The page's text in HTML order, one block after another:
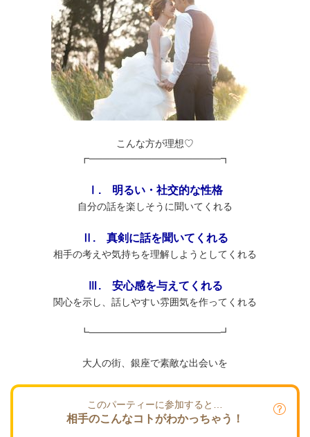
こんな方が理想♡
┏───────────────────┓
Ⅰ. 明るい・社交的な性格
自分の話を楽しそうに聞いてくれる
Ⅱ. 真剣に話を聞いてくれる
相手の考えや気持ちを理解しようとしてくれる
Ⅲ. 安心感を与えてくれる
関心を示し、話しやすい雰囲気を作ってくれる
┗───────────────────┛
大人の街、銀座で素敵な出会いを
このパーティーに参加すると…
相手のこんなコトがわかっちゃう！